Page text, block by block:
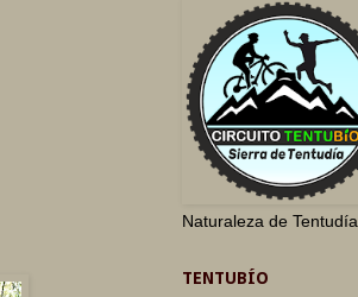
Naturaleza de Tentudía
TENTUBÍO